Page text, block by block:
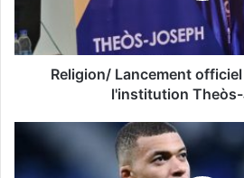
Religion/ Lancement
l'institution